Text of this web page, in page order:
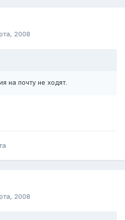
2008
на почту не ходят.
2008